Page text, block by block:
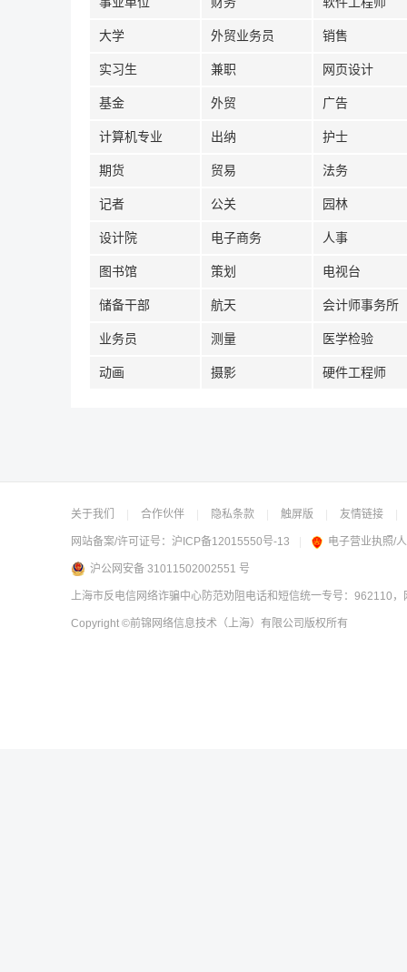
大学 外贸业务员 销售
实习生 兼职 网页设计
基金 外贸 广告
计算机专业 出纳 护士
期货 贸易 法务
记者 公关 园林
设计院 电子商务 人事
图书馆 策划 电视台
储备干部 航天 会计师事务所
业务员 测量 医学检验
动画 摄影 硬件工程师
关于我们 合作伙伴 隐私条款 触屏版 友情链接
网站备案/许可证号： 沪ICP备12015550号-13 电子营业执照/
沪公网安备 31011502002551 号
上海市反电信网络诈骗中心防范劝阻电话和短信统一专号：962110
Copyright ©前锦网络信息技术（上海）有限公司 版权所有